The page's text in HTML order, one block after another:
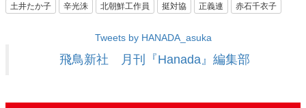
土井たか子 辛光洙 北朝鮮工作員 挺対協 正義連 赤石千衣子
Tweets by HANADA_asuka
飛鳥新社 月刊『Hanada』編集部